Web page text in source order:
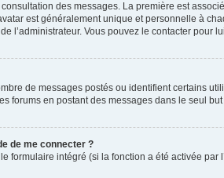
des messages. La première est
est généralement unique et personnelle à
l’administrateur. Vous pouvez le contacter pour
de messages postés ou identifient certains
forums en postant des messages dans le seul
de me connecter ?
formulaire intégré (si la fonction a été activée